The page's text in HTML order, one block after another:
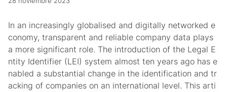
In an increasingly globalised and digitally networked e
conomy, transparent and reliable company data plays
a more significant role. The introduction of the Legal E
ntity Identifier (LEI) system almost ten years ago has e
nabled a substantial change in the identification and tr
acking of companies on an international level. This arti